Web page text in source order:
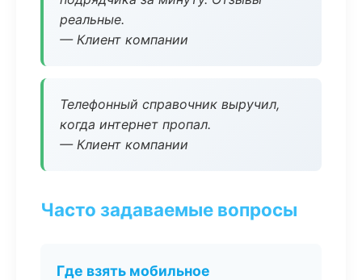
реальные.
— Клиент компании
Телефонный справочник выручил,
когда интернет пропал.
— Клиент компании
Часто задаваемые вопросы
Где взять мобильное